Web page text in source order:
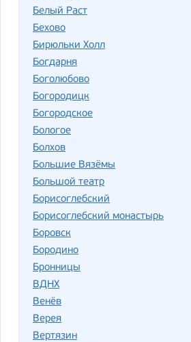
Белый Раст
Бехово
Бирюльки Холл
Богдарня
Боголюбово
Богородицк
Богородское
Бологое
Болхов
Большие Вязёмы
Большой театр
Борисоглебский
Борисоглебский монастырь
Боровск
Бородино
Бронницы
ВДНХ
Венёв
Верея
Вертязин